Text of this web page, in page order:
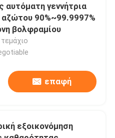
αγνότητας
αυτόματη γεννήτρια
αζώτου 90%~99.9997%
βολφραμίου
επαφή
εξοικονόμηση